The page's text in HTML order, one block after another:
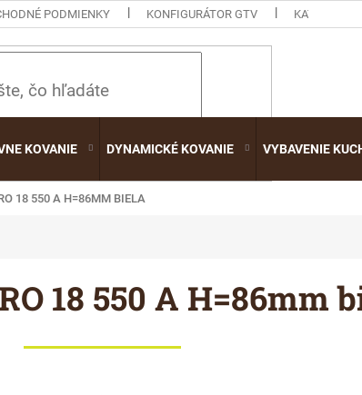
PODMIENKY KONFIGURÁTOR GTV KATALÓGY
KOVANIE DYNAMICKÉ KOVANIE VYBAVENIE
18 550 A H=86MM BIELA
18 550 A H=86mm